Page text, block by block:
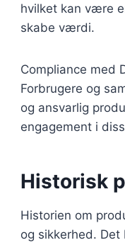
hvilket kan være
skabe værdi.
Compliance med
Forbrugere og
og ansvarlig
engagement i
Historisk
Historien om
og sikkerhed. Det